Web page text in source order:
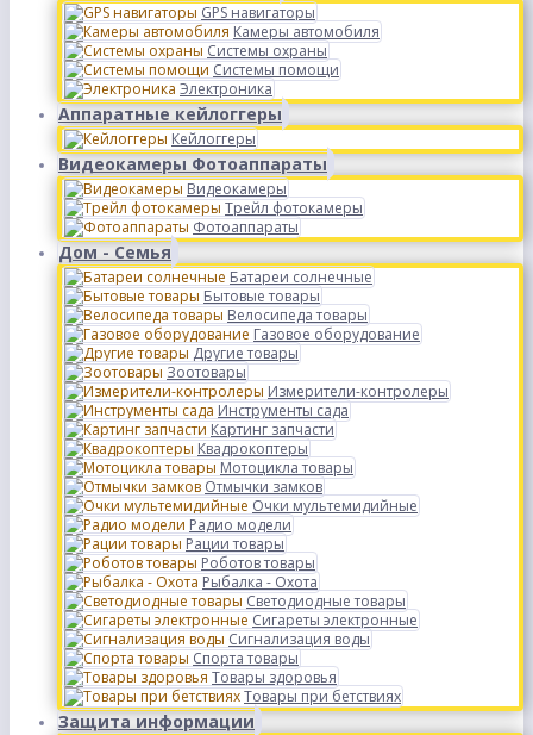
GPS навигаторы
Камеры автомобиля
Системы охраны
Системы помощи
Электроника
Аппаратные кейлоггеры
Кейлоггеры
Видеокамеры Фотоаппараты
Видеокамеры
Трейл фотокамеры
Фотоаппараты
Дом - Семья
Батареи солнечные
Бытовые товары
Велосипеда товары
Газовое оборудование
Другие товары
Зоотовары
Измерители-контролеры
Инструменты сада
Картинг запчасти
Квадрокоптеры
Мотоцикла товары
Отмычки замков
Очки мультемидийные
Радио модели
Рации товары
Роботов товары
Рыбалка - Охота
Светодиодные товары
Сигареты электронные
Сигнализация воды
Спорта товары
Товары здоровья
Товары при бетствиях
Защита информации